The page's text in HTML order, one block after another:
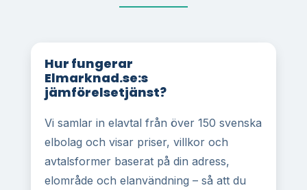
Hur fungerar
Elmarknad.se:s
jämförelsetjänst?
Vi samlar in elavtal från över 150 svenska
elbolag och visar priser, villkor och
avtalsformer baserat på din adress,
elområde och elanvändning – så att du